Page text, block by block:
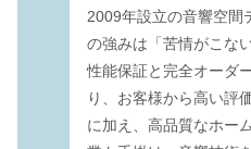
2009年設立の音響空間
の強みは「苦情がこな
性能保証と完全オーダ
り、お客様から高い評
に加え、高品質なホー